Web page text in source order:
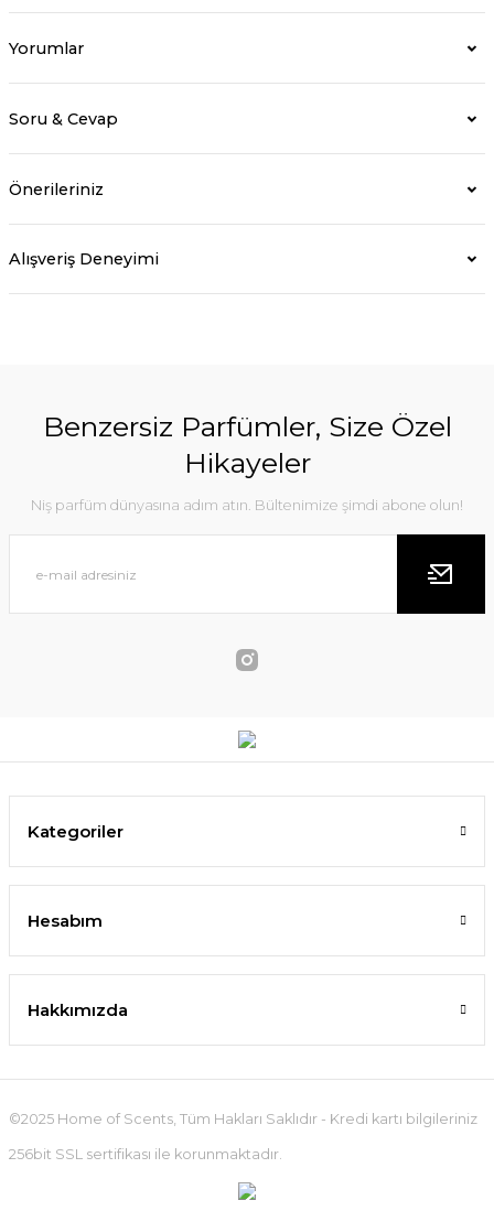
Yorumlar
Soru & Cevap
Önerileriniz
Alışveriş Deneyimi
Benzersiz Parfümler, Size Özel
Hikayeler
Niş parfüm dünyasına adım atın. Bültenimize şimdi abone olun!
Kategoriler
Hesabım
Hakkımızda
©2025 Home of Scents, Tüm Hakları Saklıdır - Kredi kartı bilgileriniz
256bit SSL sertifikası ile korunmaktadır.